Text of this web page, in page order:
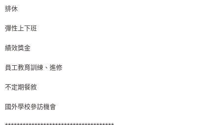
排休
彈性上下班
績效獎金
員工教育訓練、進修
不定期餐敘
國外學校參訪機會